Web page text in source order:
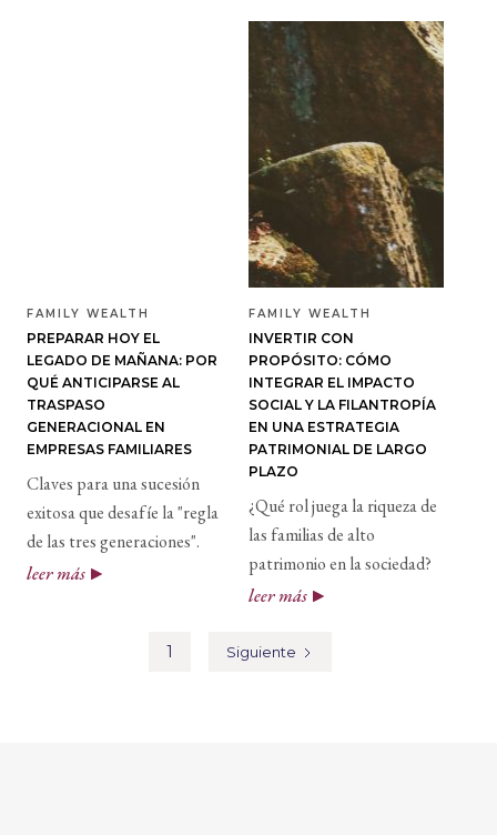
FAMILY WEALTH
PREPARAR HOY EL
LEGADO DE MAÑANA: POR
QUÉ ANTICIPARSE AL
TRASPASO
GENERACIONAL EN
EMPRESAS FAMILIARES
Claves para una sucesión
exitosa que desafíe la "regla
de las tres generaciones".
leer más
FAMILY WEALTH
INVERTIR CON
PROPÓSITO: CÓMO
INTEGRAR EL IMPACTO
SOCIAL Y LA FILANTROPÍA
EN UNA ESTRATEGIA
PATRIMONIAL DE LARGO
PLAZO
¿Qué rol juega la riqueza de
las familias de alto
patrimonio en la sociedad?
leer más
1 Siguiente